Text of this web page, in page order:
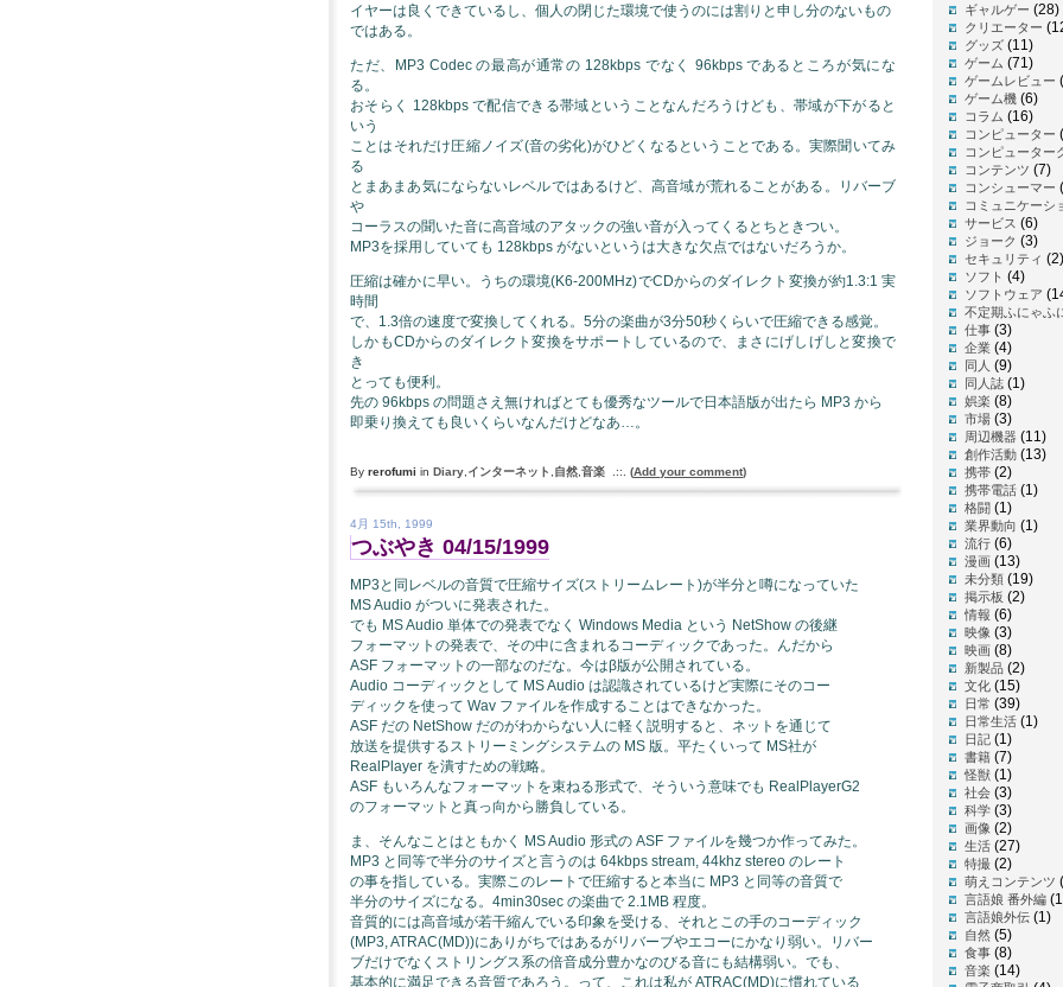
イヤーは良くできているし、個人の閉じた環境で使うのには割りと申し分のないもの
ではある。
ただ、MP3 Codec の最高が通常の 128kbps でなく 96kbps であるところが気にな
る。
おそらく 128kbps で配信できる帯域ということなんだろうけども、帯域が下がると
いう
ことはそれだけ圧縮ノイズ(音の劣化)がひどくなるということである。実際聞いてみ
る
とまあまあ気にならないレベルではあるけど、高音域が荒れることがある。リバーブ
や
コーラスの聞いた音に高音域のアタックの強い音が入ってくるとちときつい。
MP3を採用していても 128kbps がないというは大きな欠点ではないだろうか。
圧縮は確かに早い。うちの環境(K6-200MHz)でCDからのダイレクト変換が約1.3:1 実
時間
で、1.3倍の速度で変換してくれる。5分の楽曲が3分50秒くらいで圧縮できる感覚。
しかもCDからのダイレクト変換をサポートしているので、まさにげしげしと変換で
き
とっても便利。
先の 96kbps の問題さえ無ければとても優秀なツールで日本語版が出たら MP3 から
即乗り換えても良いくらいなんだけどなあ…。
By rerofumi in Diary インターネット 自然 音楽 .::. (Add your comment)
4月 15th, 1999
つぶやき 04/15/1999
MP3と同レベルの音質で圧縮サイズ(ストリームレート)が半分と噂になっていた
MS Audio がついに発表された。
でも MS Audio 単体での発表でなく Windows Media という NetShow の後継
フォーマットの発表で、その中に含まれるコーディックであった。んだから
ASF フォーマットの一部なのだな。今はβ版が公開されている。
Audio コーディックとして MS Audio は認識されているけど実際にそのコー
ディックを使って Wav ファイルを作成することはできなかった。
ASF だの NetShow だのがわからない人に軽く説明すると、ネットを通じて
放送を提供するストリーミングシステムの MS 版。平たくいって MS社が
RealPlayer を潰すための戦略。
ASF もいろんなフォーマットを束ねる形式で、そういう意味でも RealPlayerG2
のフォーマットと真っ向から勝負している。
ま、そんなことはともかく MS Audio 形式の ASF ファイルを幾つか作ってみた。
MP3 と同等で半分のサイズと言うのは 64kbps stream, 44khz stereo のレート
の事を指している。実際このレートで圧縮すると本当に MP3 と同等の音質で
半分のサイズになる。4min30sec の楽曲で 2.1MB 程度。
音質的には高音域が若干縮んでいる印象を受ける、それとこの手のコーディック
(MP3, ATRAC(MD))にありがちではあるがリバーブやエコーにかなり弱い。リバー
ブだけでなくストリングス系の倍音成分豊かなのびる音にも結構弱い。でも、
基本的に満足できる音質であろう。って、これは私が ATRAC(MD)に慣れている
ギャルゲー (28)
クリエーター
グッズ (11)
ゲーム (71)
ゲームレビュー
ゲーム機 (6)
コラム (16)
コンピューター
コンピューター
コンテンツ (7)
コンシューマー
コミュニケーシ
サービス (6)
ジョーク (3)
セキュリティ (2)
ソフト (4)
ソフトウェア
不定期ふにゃふ
仕事 (3)
企業 (4)
同人 (9)
同人誌 (1)
娯楽 (8)
市場 (3)
周辺機器 (11)
創作活動 (13)
携帯 (2)
携帯電話 (1)
格闘 (1)
業界動向 (1)
流行 (6)
漫画 (13)
未分類 (19)
掲示板 (2)
情報 (6)
映像 (3)
映画 (8)
新製品 (2)
文化 (15)
日常 (39)
日常生活 (1)
日記 (1)
書籍 (7)
怪獣 (1)
社会 (3)
科学 (3)
画像 (2)
生活 (27)
特撮 (2)
萌えコンテンツ
言語娘 番外編
言語娘外伝 (1)
自然 (5)
食事 (8)
音楽 (14)